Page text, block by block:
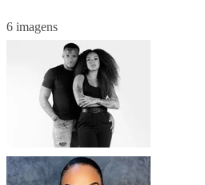
6 imagens